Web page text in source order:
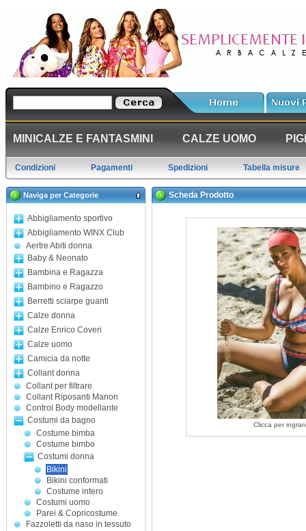
MINICALZE E FANTASMINI CALZE UOMO
Condizioni Pagamenti Spedizioni Tabella misure
Naviga per Categorie
Abbigliamento sportivo
Abbigliamento WINX Club
Aertre Abiti donna
Baby & Neonato
Bambina e Ragazza
Bambino e Ragazzo
Berretti sciarpe guanti
Calze donna
Calze Enrico Coveri
Calze uomo
Camicia da notte
Collant donna
Collant per filtrare
Collant Riposanti Manon
Control Body modellante
Costumi da bagno
Costume bimba
Costume bimbo
Costumi donna
Bikini
Bikini conformati
Costume intero
Costumi uomo
Parei & Copricostume
Fazzoletti da naso in tessuto
Scheda Prodotto
Clicca per